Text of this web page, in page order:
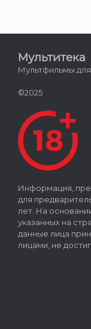
Мультитека
Мультфильмы
©2025
Информация,
для
лет. На
указанных на
данные лица
лицами, не